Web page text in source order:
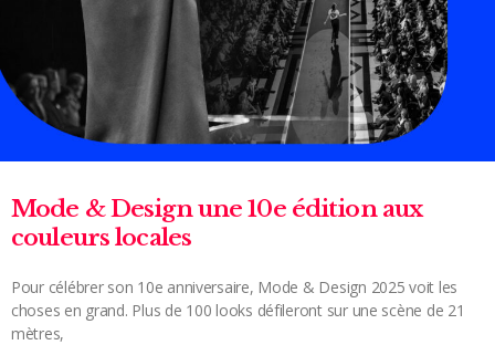
Mode & Design une 10e édition aux
couleurs locales
Pour célébrer son 10e anniversaire, Mode & Design 2025 voit les
choses en grand. Plus de 100 looks défileront sur une scène de 21
mètres,